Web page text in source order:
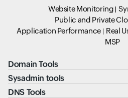
Website Monitoring
Public and Private
Application Performance
Real
MSP
Domain Tools
Sysadmin tools
DNS Tools